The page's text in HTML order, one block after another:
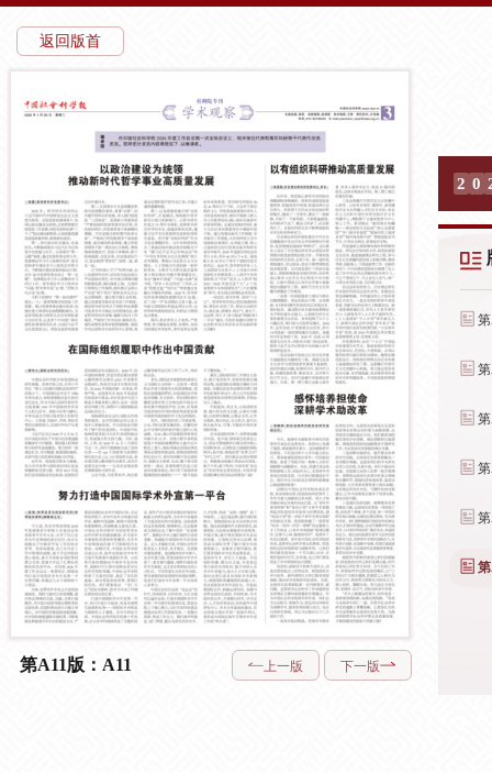
返回版首
第A11版：A11 上一版 下一版
2 0